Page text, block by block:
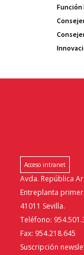
Función
Acceso intranet
Avda. República
Entreplanta
41011 Sevilla.
Teléfono:
Fax: 954.218.645
Suscripción